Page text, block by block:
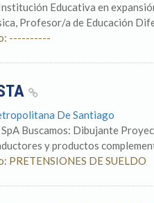
Educativa en
Profesor/a de Educación
----------
De Santiago
Buscamos: Dibujante
y productos
DE SUELDO